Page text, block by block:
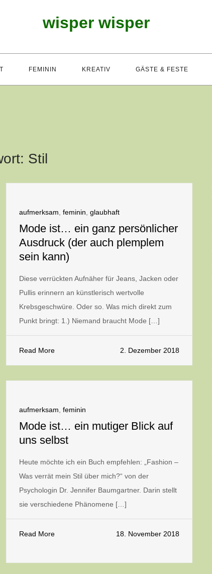
wisper wisper
FEMININ KREATIV GÄSTE & FESTE
Stil
aufmerksam feminin glaubhaft
Mode ist… ein ganz persönlicher
Ausdruck (der auch plemplem
sein kann)
Diese verrückten Aufnäher für Jeans, Jacken oder
Pullis erinnern an künstlerisch wertvolle
Krebsgeschwüre. Oder so. Was mich direkt zum
Punkt bringt: 1.) Niemand braucht Mode […]
Read More 2. Dezember 2018
aufmerksam feminin
Mode ist… ein mutiger Blick auf
uns selbst
Heute möchte ich ein Buch empfehlen: „Fashion –
Was verrät mein Stil über mich?“ von der
Psychologin Dr. Jennifer Baumgartner. Darin stellt
sie verschiedene Phänomene […]
Read More 18. November 2018